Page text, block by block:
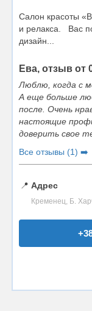
Салон красоты
и релакса. Вас
дизайн...
Ева, отзыв от
Люблю, когда с
А еще больше
после. Очень
настоящие
доверить свое
Все отзывы (1) ➡️
📍 Адрес
Кременец, Б.